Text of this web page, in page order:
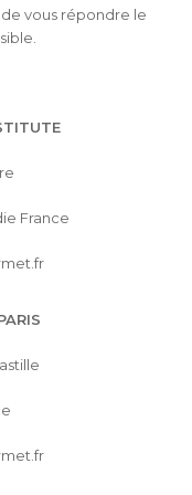
vous répondre le
France